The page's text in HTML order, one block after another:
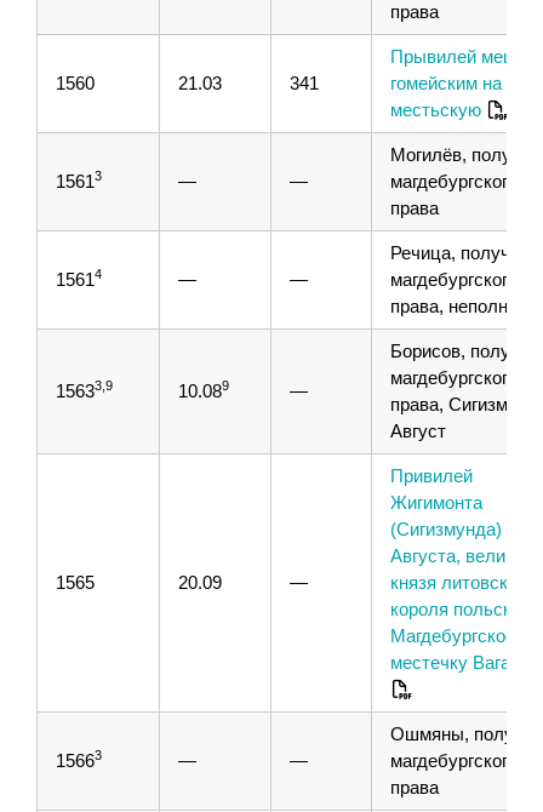
права
1560 21.03 341
Прывилей
гомейским на
местьскую
15613 — —
Могилёв,
магдебургского
права
15614 — —
Речица,
магдебургского
права, неполное
15633,9 10.089 —
Борисов,
магдебургского
права, Сигизмунд
Август
1565 20.09 —
Привилей
Жигимонта
(Сигизмунда) II
Августа, великого
князя литовского
короля
Магдебургское
местечку
15663 — —
Ошмяны,
магдебургского
права